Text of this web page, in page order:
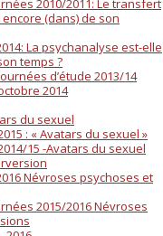
2010/2011: Le transfert
(dans) de son
La psychanalyse est-elle
temps ?
d’étude 2013/14
2014
du sexuel
: « Avatars du sexuel »
15 -Avatars du sexuel
Névroses psychoses et
2015/2016 Névroses